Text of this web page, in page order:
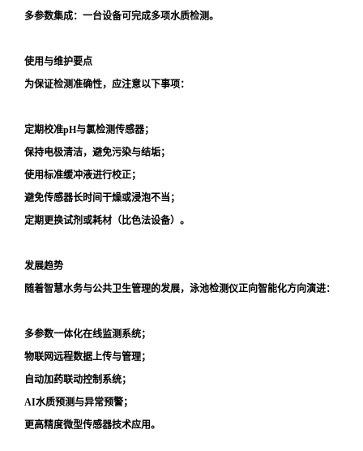
多参数集成：一台设备可完成多项水质检测。
使用与维护要点
为保证检测准确性，应注意以下事项：
定期校准pH与氯检测传感器；
保持电极清洁，避免污染与结垢；
使用标准缓冲液进行校正；
避免传感器长时间干燥或浸泡不当；
定期更换试剂或耗材（比色法设备）。
发展趋势
随着智慧水务与公共卫生管理的发展，泳池检测仪正向智能化方向演进：
多参数一体化在线监测系统；
物联网远程数据上传与管理；
自动加药联动控制系统；
AI水质预测与异常预警；
更高精度微型传感器技术应用。